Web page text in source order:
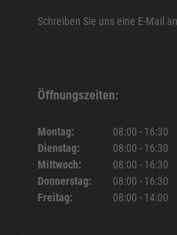
Schreiben Sie uns eine E-Mail
Öffnungszeiten:
Montag 08:00 - 16:30
Dienstag
08:00 - 16:30
Mittwoch
08:00 - 16:30
Donnerstag
08:00 - 16:30
Freitag
08:00 - 14:00